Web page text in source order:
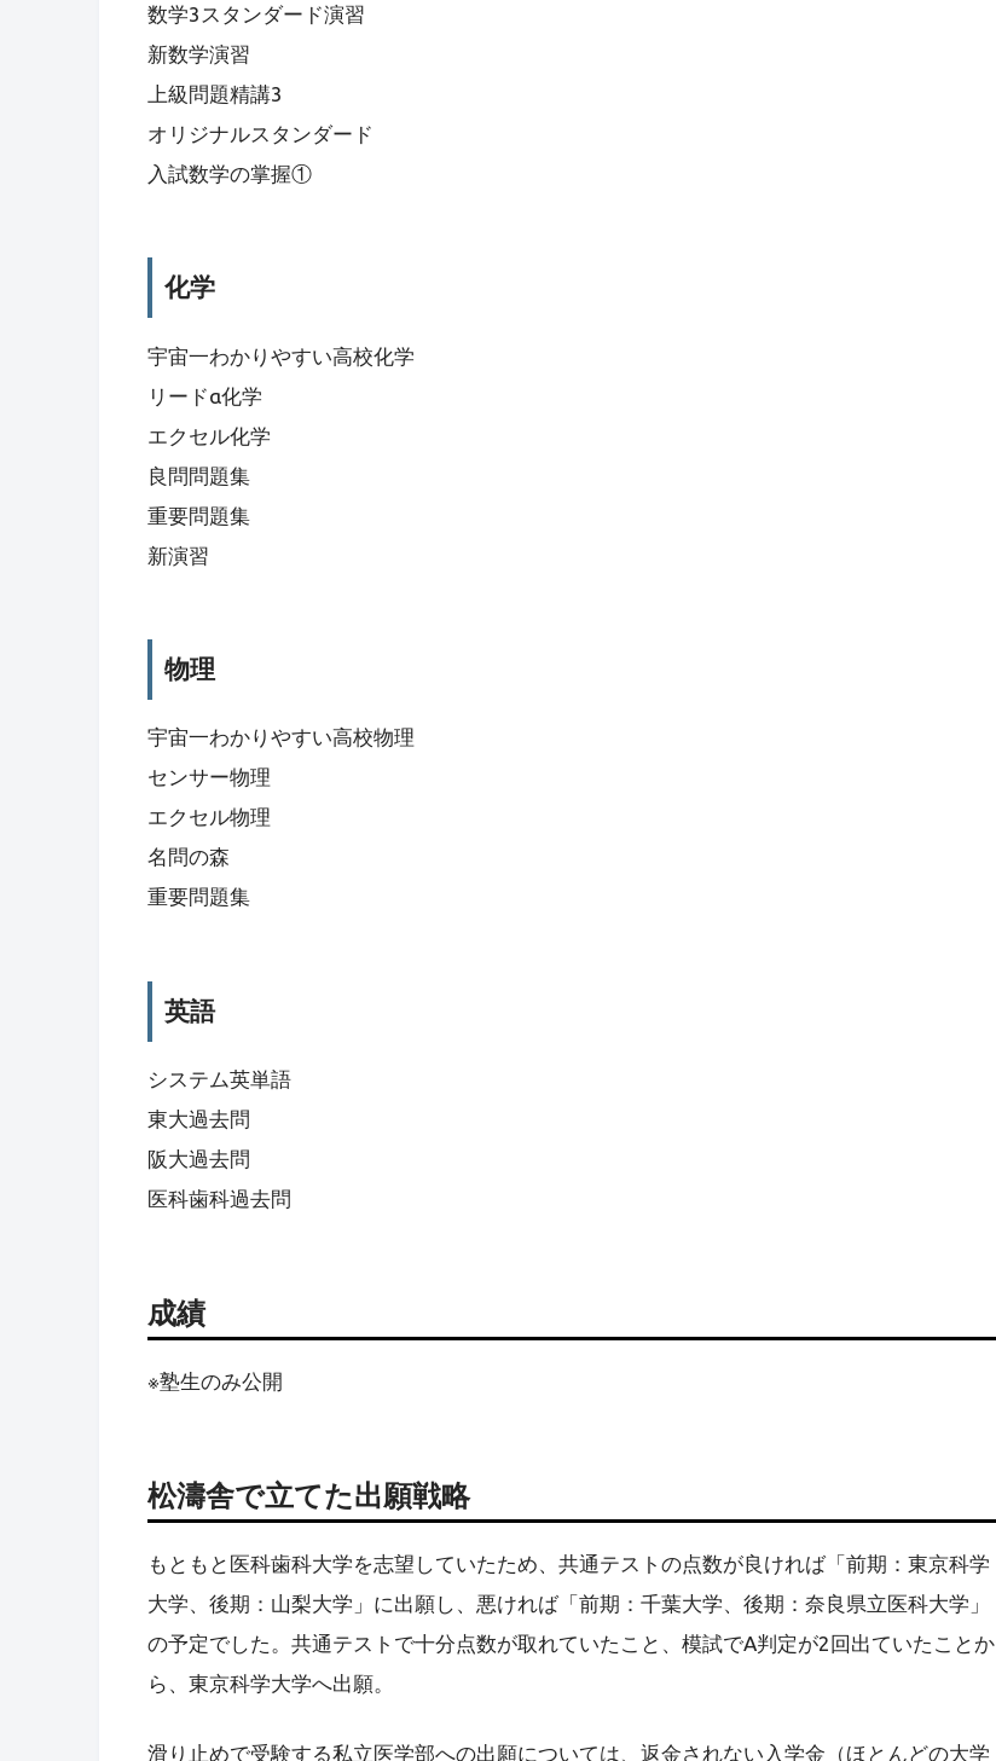
数学3スタンダード演習
新数学演習
上級問題精講3
オリジナルスタンダード
入試数学の掌握①
化学
宇宙一わかりやすい高校化学
リードα化学
エクセル化学
良問問題集
重要問題集
新演習
物理
宇宙一わかりやすい高校物理
センサー物理
エクセル物理
名問の森
重要問題集
英語
システム英単語
東大過去問
阪大過去問
医科歯科過去問
成績
※塾生のみ公開
松濤舎で立てた出願戦略
もともと医科歯科大学を志望していたため、共通テストの点数が良ければ「前期：東京科学
大学、後期：山梨大学」に出願し、悪ければ「前期：千葉大学、後期：奈良県立医科大学」
の予定でした。共通テストで十分点数が取れていたこと、模試でA判定が2回出ていたことか
ら、東京科学大学へ出願。
滑り止めで受験する私立医学部への出願については、返金されない入学金（ほとんどの大学